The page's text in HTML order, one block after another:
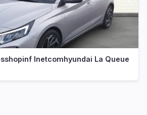
Inetcomhyundai La Queue